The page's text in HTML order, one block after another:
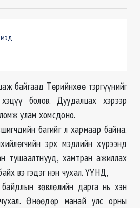
байгаад Төрийнхөө тэргүүнийг
болов. Дуудалцах хэрээр
улам хомсдоно.
багийг л хармаар байна.
эрх мэдлийн хүрээнд
тушаалтнууд, хамтран ажиллах
вэ гэдэг нэн чухал. ҮҮНД,
зөвлөлийн дарга нь хэн
Өнөөдөр манай улс орны